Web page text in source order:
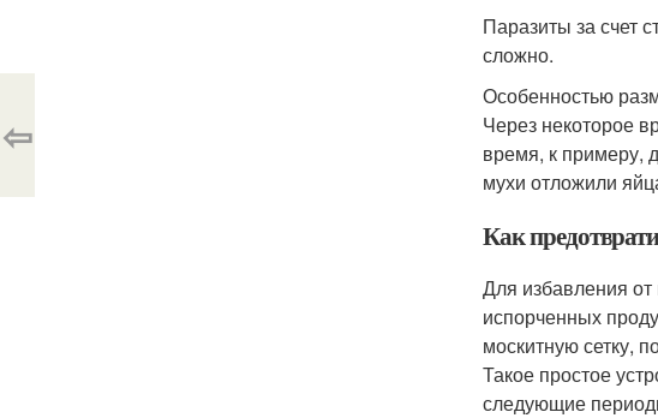
Паразиты за счет
сложно.
Особенностью
Через некоторое
время, к примеру,
мухи отложили
Как
Для избавления от
испорченных
москитную сетку,
Такое простое
следующие
⇦